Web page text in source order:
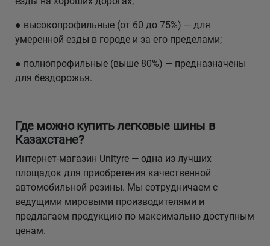
● высокопрофильные (от 60 до 75%) — для
умеренной езды в городе и за его пределами;
● полнопрофильные (выше 80%) — предназначены
для бездорожья.
Где можно купить легковые шины в
Казахстане?
Интернет-магазин Unityre — одна из лучших
площадок для приобретения качественной
автомобильной резины. Мы сотрудничаем с
ведущими мировыми производителями и
предлагаем продукцию по максимально доступным
ценам.